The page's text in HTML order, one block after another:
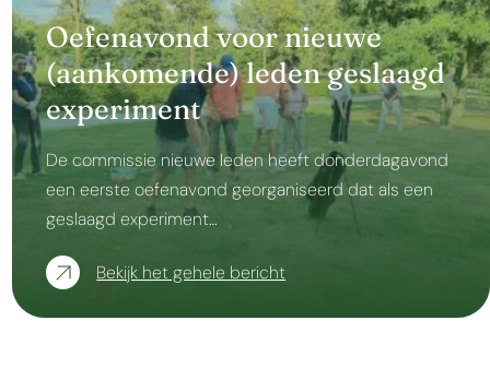
Oefenavond voor nieuwe
(aankomende) leden geslaagd
experiment
De commissie nieuwe leden heeft donderdagavond
een eerste oefenavond georganiseerd dat als een
geslaagd experiment…
Bekijk het gehele bericht